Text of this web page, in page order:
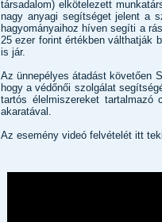
társadalom) elkötelezett
nagy anyagi segítséget jelent a
hagyományaihoz híven segíti a
25 ezer forint értékben válthatják
is jár.
Az ünnepélyes átadást követően
hogy a védőnői szolgálat
tartós élelmiszereket tartalmazó
akaratával.
Az esemény videó felvételét itt